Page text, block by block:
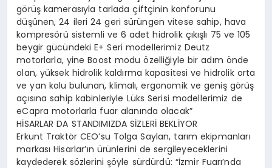
görüş kamerasıyla tarlada çiftçinin konforunu
düşünen, 24 ileri 24 geri sürüngen vitese sahip, hava
kompresörü sistemli ve 6 adet hidrolik çıkışlı 75 ve 105
beygir gücündeki E+ Seri modellerimiz Deutz
motorlarla, yine Boost modu özelliğiyle bir adım önde
olan, yüksek hidrolik kaldırma kapasitesi ve hidrolik orta
ve yan kolu bulunan, klimalı, ergonomik ve geniş görüş
açısına sahip kabinleriyle Lüks Serisi modellerimiz de
eCapra motorlarla fuar alanında olacak”
HİSARLAR DA STANDIMIZDA SİZLERİ BEKLİYOR
Erkunt Traktör CEO’su Tolga Saylan, tarım ekipmanları
markası Hisarlar’ın ürünlerini de sergileyeceklerini
kaydederek sözlerini şöyle sürdürdü: “İzmir Fuarı’nda